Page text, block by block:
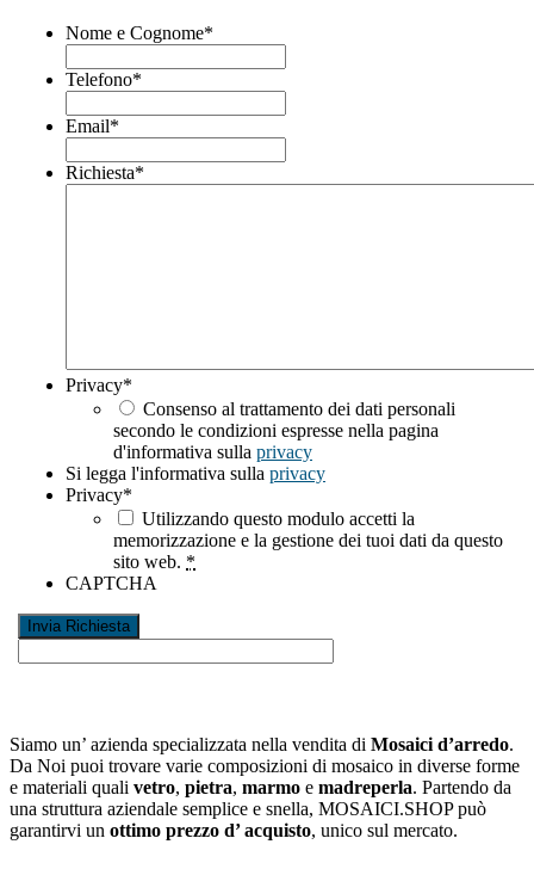
Nome e Cognome*
Telefono*
Email*
Richiesta*
Privacy*
Consenso al trattamento dei dati personali
secondo le condizioni espresse nella pagina
d'informativa sulla privacy
Si legga l'informativa sulla privacy
Privacy*
Utilizzando questo modulo accetti la
memorizzazione e la gestione dei tuoi dati da questo
sito web. *
CAPTCHA
Siamo un’ azienda specializzata nella vendita di Mosaici d’arredo.
Da Noi puoi trovare varie composizioni di mosaico in diverse forme
e materiali quali vetro, pietra, marmo e madreperla. Partendo da
una struttura aziendale semplice e snella, MOSAICI.SHOP può
garantirvi un ottimo prezzo d’ acquisto, unico sul mercato.